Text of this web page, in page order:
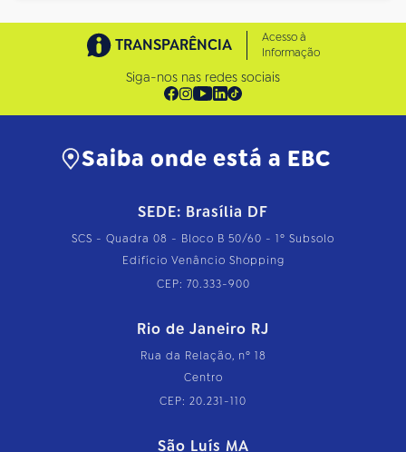
TRANSPARÊNCIA
Acesso à
Informação
Siga-nos nas redes sociais
Saiba onde está a EBC
SEDE: Brasília DF
SCS - Quadra 08 - Bloco B 50/60 - 1º Subsolo
Edifício Venâncio Shopping
CEP: 70.333-900
Rio de Janeiro RJ
Rua da Relação, nº 18
Centro
CEP: 20.231-110
São Luís MA